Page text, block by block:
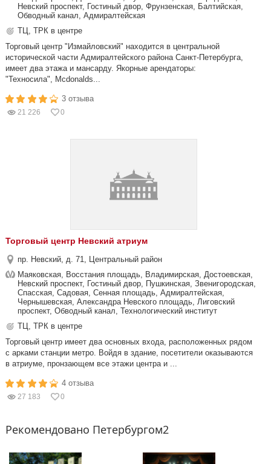
Невский проспект, Гостиный двор, Фрунзенская, Балтийская,
Обводный канал, Адмиралтейская
ТЦ, ТРК в центре
Торговый центр "Измайловский" находится в центральной
исторической части Адмиралтейского района Санкт-Петербурга,
имеет два этажа и мансарду. Якорные арендаторы:
"Техносила", Mcdonalds...
3 отзыва
21 226 0
Торговый центр Невский атриум
пр. Невский, д. 71, Центральный район
Маяковская, Восстания площадь, Владимирская, Достоевская,
Невский проспект, Гостиный двор, Пушкинская, Звенигородская,
Спасская, Садовая, Сенная площадь, Адмиралтейская,
Чернышевская, Александра Невского площадь, Лиговский
проспект, Обводный канал, Технологический институт
ТЦ, ТРК в центре
Торговый центр имеет два основных входа, расположенных рядом
с арками станции метро. Войдя в здание, посетители оказываются
в атриуме, пронзающем все этажи центра и ...
4 отзыва
27 183 0
Рекомендовано Петербургом2